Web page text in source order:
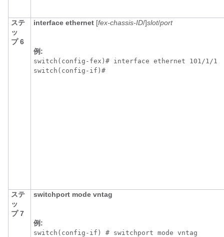
ステ
ッ
プ 6
interface ethernet [fex-chassis-ID/]slot/port
例:
switch(config-fex)# interface ethernet 101/1/1
switch(config-if)#
ステ
ッ
プ 7
switchport mode vntag
例:
switch(config-if) # switchport mode vntag